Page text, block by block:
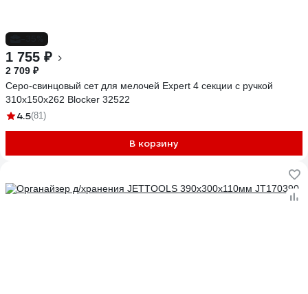
1 755 ₽
2 709 ₽
Серо-свинцовый сет для мелочей Expert 4 секции с ручкой
310х150х262 Blocker 32522
4.5(81)
В корзину